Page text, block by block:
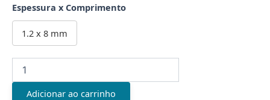
Espessura x Comprimento
1.2 x 8 mm
FACA
LISO
Adicionar ao carrinho